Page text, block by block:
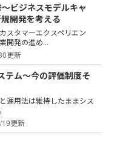
ビジネスモデルキャ
開発を考える
スタマーエクスペリエン
開発の進め...
更新
テム～今の評価制度そ
運用法は維持したままシス
更新